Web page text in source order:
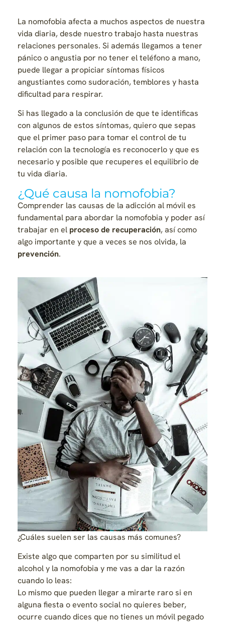
La nomofobia afecta a muchos aspectos de nuestra
vida diaria, desde nuestro trabajo hasta nuestras
relaciones personales. Si además llegamos a tener
pánico o angustia por no tener el teléfono a mano,
puede llegar a propiciar síntomas físicos
angustiantes como sudoración, temblores y hasta
dificultad para respirar.
Si has llegado a la conclusión de que te identificas
con algunos de estos síntomas, quiero que sepas
que el primer paso para tomar el control de tu
relación con la tecnología es reconocerlo y que es
necesario y posible que recuperes el equilibrio de
tu vida diaria.
¿Qué causa la nomofobia?
Comprender las causas de la adicción al móvil es
fundamental para abordar la nomofobia y poder así
trabajar en el proceso de recuperación, así como
algo importante y que a veces se nos olvida, la
prevención.
¿Cuáles suelen ser las causas más comunes?
Existe algo que comparten por su similitud el
alcohol y la nomofobia y me vas a dar la razón
cuando lo leas:
Lo mismo que pueden llegar a mirarte raro si en
alguna fiesta o evento social no quieres beber,
ocurre cuando dices que no tienes un móvil pegado